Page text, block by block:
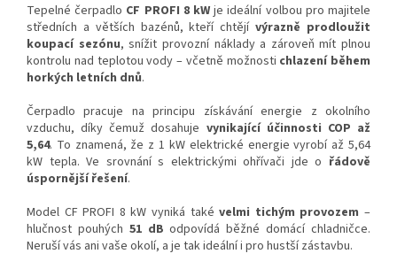
Tepelné čerpadlo CF PROFI 8 kW je ideální volbou pro majitele
středních a větších bazénů, kteří chtějívýrazně prodloužit
koupací sezónu, snížit provozní náklady a zároveň mít plnou
kontrolu nad teplotou vody – včetně možnosti chlazení během
horkých letních dnů.
Čerpadlo pracuje na principu získávání energie z okolního
vzduchu, díky čemuž dosahuje vynikající účinnosti COP až
5,64. To znamená, že z 1 kW elektrické energie vyrobí až 5,64
kW tepla. Ve srovnání s elektrickými ohřívači jde o řádově
úspornější řešení.
Model CF PROFI 8 kW vyniká takévelmi tichým provozem –
hlučnost pouhých 51 dB odpovídá běžné domácí chladničce.
Neruší vás ani vaše okolí, a je tak ideální i pro hustší zástavbu.